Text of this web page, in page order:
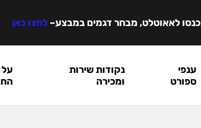
כנסו לאאוטלט, מבחר דגמים במבצע–לחצו כאן
ענפי
ספורט
נקודות שירות
ומכירה
על